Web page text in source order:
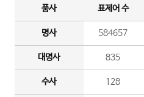
품사 표제어 수
명사 584657
대명사 835
수사 128